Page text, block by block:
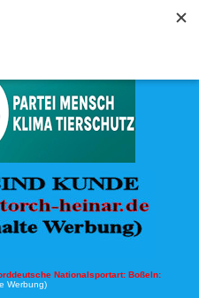
Nationalsportart: Boßeln:
Werbung)